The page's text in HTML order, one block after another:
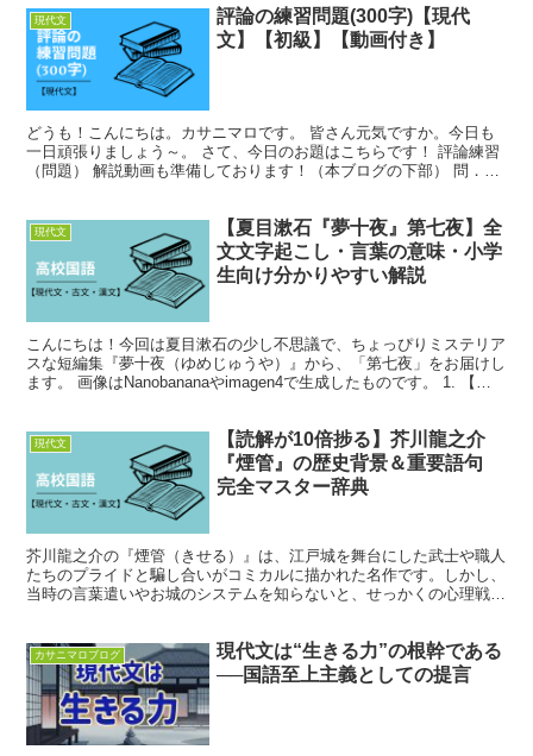
現代文
評論の練習問題(300字)【現代
文】【初級】【動画付き】
どうも！こんにちは。カサニマロです。 皆さん元気ですか。今日も
一日頑張りましょう～。 さて、今日のお題はこちらです！ 評論練習
（問題） 解説動画も準備しております！（本ブログの下部） 問．以
現代文
【夏目漱石『夢十夜』第七夜】全
文文字起こし・言葉の意味・小学
生向け分かりやすい解説
こんにちは！今回は夏目漱石の少し不思議で、ちょっぴりミステリア
スな短編集『夢十夜（ゆめじゅうや）』から、「第七夜」をお届けし
ます。 画像はNanobananaやimagen4で生成したものです。 1. 【本
現代文
【読解が10倍捗る】芥川龍之介
『煙管』の歴史背景＆重要語句
完全マスター辞典
芥川龍之介の『煙管（きせる）』は、江戸城を舞台にした武士や職人
たちのプライドと騙し合いがコミカルに描かれた名作です。しかし、
当時の言葉遣いやお城のシステムを知らないと、せっかくの心理戦の
カサニマロブログ
現代文は“生きる力”の根幹である
──国語至上主義としての提言